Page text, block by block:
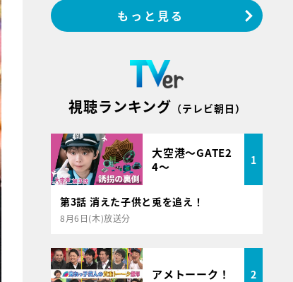
もっと見る
視聴ランキング （テレビ朝日）
大空港～GATE2
4～
1
第3話 消えた子供と兎を追え！
8月6日(木)放送分
アメトーーク！ 2